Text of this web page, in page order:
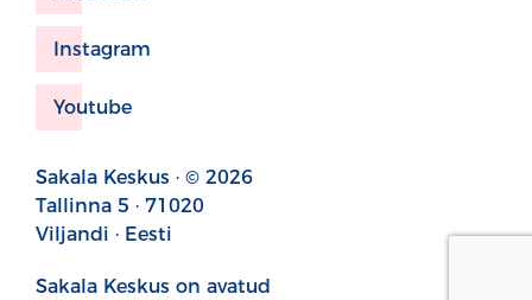
Instagram
Youtube
Sakala Keskus · © 2026
Tallinna 5 · 71020
Viljandi · Eesti
Sakala Keskus on avatud